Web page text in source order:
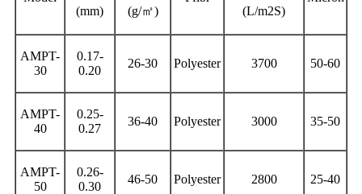
(mm)
(g/㎡)
(L/m2S)
AMPT-
30
0.17-
0.20
26-30 Polyester 3700 50-60
AMPT-
40
0.25-
0.27
36-40 Polyester 3000 35-50
AMPT-
50
0.26-
0.30
46-50 Polyester 2800 25-40